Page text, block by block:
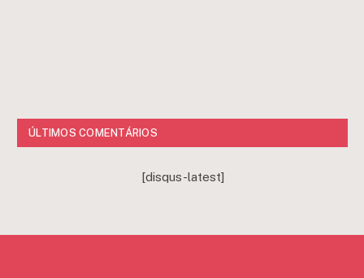
ÚLTIMOS COMENTÁRIOS
[disqus-latest]